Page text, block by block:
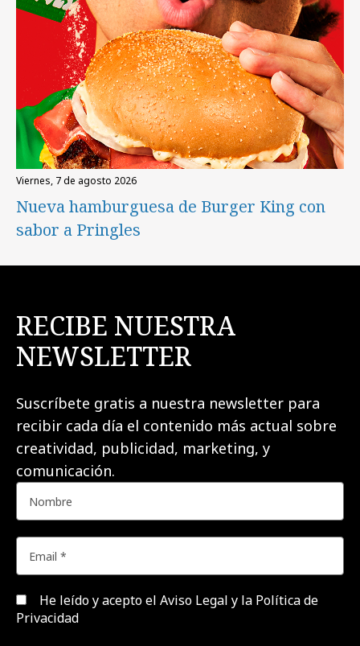
viernes, 7 de agosto 2026
Nueva hamburguesa de Burger King con
sabor a Pringles
RECIBE NUESTRA
NEWSLETTER
Suscríbete gratis a nuestra newsletter para
recibir cada día el contenido más actual sobre
creatividad, publicidad, marketing, y
comunicación.
He leído y acepto el Aviso Legal y la Política de
Privacidad